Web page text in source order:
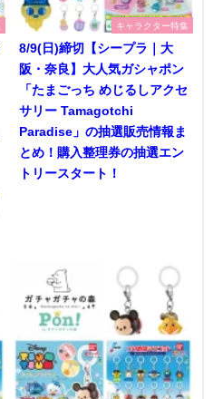
キャラクター特集
8/9(日)締切【シープラ｜大
阪・奈良】大人気ガシャポン
「たまごっち めじるしアクセ
サリー Tamagotchi
Paradise」の抽選販売情報ま
とめ！購入整理券の抽選エン
トリースタート！